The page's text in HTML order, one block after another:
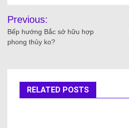
Previous:
Bếp hướng Bắc sở hữu hợp
phong thủy ko?
RELATED POSTS